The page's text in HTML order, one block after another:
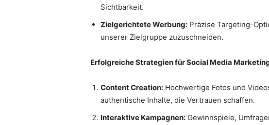
Sichtbarkeit.
Zielgerichtete Werbung: Präzise Targeting-
unserer Zielgruppe zuzuschneiden.
Erfolgreiche Strategien für Social Media
Content Creation: Hochwertige Fotos und
authentische Inhalte, die Vertrauen schaffen.
Interaktive Kampagnen: Gewinnspiele,